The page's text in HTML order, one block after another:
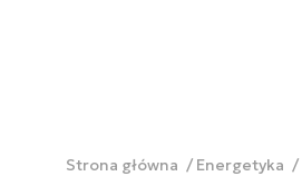
Strona główna Energetyka